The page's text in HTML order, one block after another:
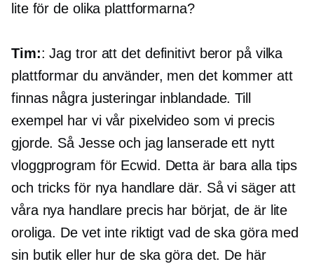
lite för de olika plattformarna?
Tim:: Jag tror att det definitivt beror på vilka
plattformar du använder, men det kommer att
finnas några justeringar inblandade. Till
exempel har vi vår pixelvideo som vi precis
gjorde. Så Jesse och jag lanserade ett nytt
vloggprogram för Ecwid. Detta är bara alla tips
och tricks för nya handlare där. Så vi säger att
våra nya handlare precis har börjat, de är lite
oroliga. De vet inte riktigt vad de ska göra med
sin butik eller hur de ska göra det. De här